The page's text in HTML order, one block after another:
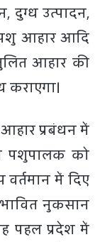
उत्पादन,
पशु आहार आदि
आहार की
कराएगा।
प्रबंधन में
पशुपालक को
में दिए
नुकसान
पहल प्रदेश में